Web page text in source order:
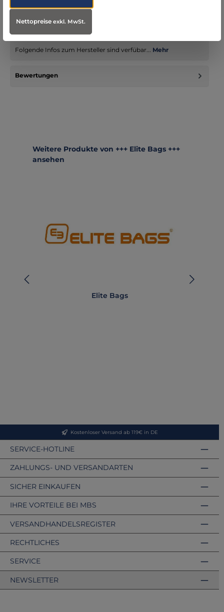
Format…Mehr
Infos zum Hersteller
Folgende Infos zum Hersteller sind verfübar... Mehr
Bewertungen
Produktgalerie überspringen
Weitere Produkte von +++ Elite Bags +++
ansehen
Elite Bags
Kostenloser Versand ab 119€ in DE
SERVICE-HOTLINE
ZAHLUNGS- UND VERSANDARTEN
VERSANDHANDELSREGISTER
SICHER EINKAUFEN
IHRE VORTEILE BEI MBS
RECHTLICHES
SERVICE
NEWSLETTER
Nettopreiseexkl. MwSt.